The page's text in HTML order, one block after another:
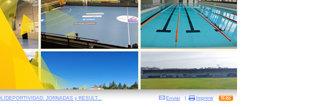
JORNADAS y RESULT... Enviar | Imprimir